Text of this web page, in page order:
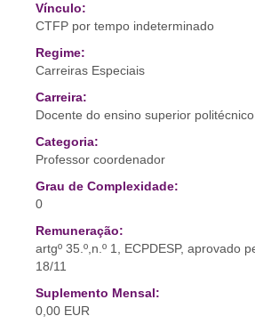
Vínculo:
CTFP por tempo indeterminado
Regime:
Carreiras Especiais
Carreira:
Docente do ensino superior politécnico
Categoria:
Professor coordenador
Grau de Complexidade:
0
Remuneração:
artgº 35.º,n.º 1, ECPDESP, aprovado
18/11
Suplemento Mensal:
0,00 EUR